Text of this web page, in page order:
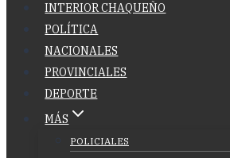
INTERIOR CHAQUEÑO
POLÍTICA
NACIONALES
PROVINCIALES
DEPORTE
MÁS
POLICIALES